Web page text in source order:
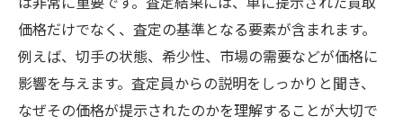
価格だけでなく、査定の基準となる要素が含まれます。
例えば、切手の状態、希少性、市場の需要などが価格に
影響を与えます。査定員からの説明をしっかりと聞き、
なぜその価格が提示されたのかを理解することが大切で